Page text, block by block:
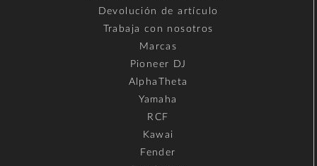
Devolución de artículo
Trabaja con nosotros
Marcas
Pioneer DJ
AlphaTheta
Yamaha
RCF
Kawai
Fender